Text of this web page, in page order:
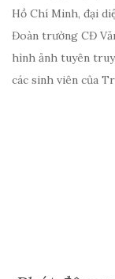
Hồ Chí Minh, đại
Đoàn trường CĐ
hình ảnh tuyên
các sinh viên của